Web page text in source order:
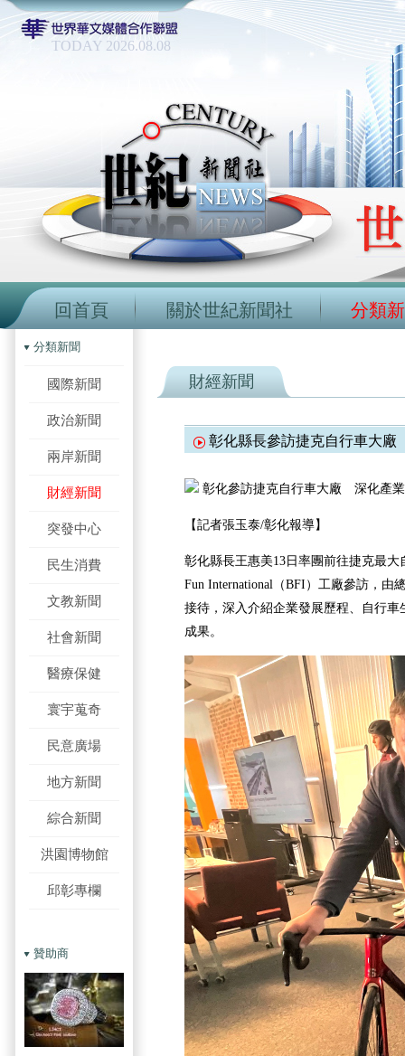
TODAY 2026.08.08
回首頁 關於世紀新聞社 分類
分類新聞
國際新聞
政治新聞
兩岸新聞
財經新聞
突發中心
民生消費
文教新聞
社會新聞
醫療保健
寰宇蒐奇
民意廣場
地方新聞
綜合新聞
洪園博物館
邱彰專欄
贊助商
財經新聞
彰化縣長參訪捷克自行車大
彰化參訪捷克自行車大廠 深化產
【記者張玉泰/彰化報導】
彰化縣長王惠美13日率團前往捷克最大
Fun International（BFI）工廠參訪，由
接待，深入介紹企業發展歷程、自行
成果。